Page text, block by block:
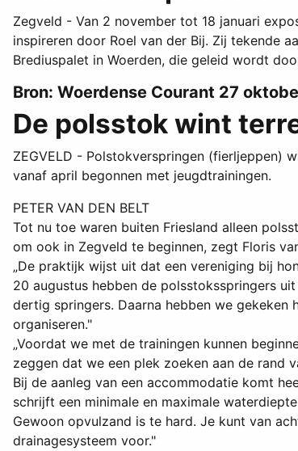
Zegveld - Van 2 november tot 18 januari
inspireren door Roel van der Bij. Zij tekende
Brediuspalet in Woerden, die geleid wordt
Bron: Woerdense Courant 27
De polsstok wint
ZEGVELD - Polstokverspringen (fierljeppen)
vanaf april begonnen met jeugdtrainingen.
PETER VAN DEN BELT
Tot nu toe waren buiten Friesland alleen
om ook in Zegveld te beginnen, zegt Floris
„De praktijk wijst uit dat een vereniging bij
20 augustus hebben de polsstoksspringers
dertig springers. Daarna hebben we
organiseren."
„Voordat we met de trainingen kunnen
zeggen dat we een plek zoeken aan de rand
Bij de aanleg van een accommodatie komt
schrijft een minimale en maximale
Gewoon opvulzand is te hard. Je kunt van
drainagesysteem voor."